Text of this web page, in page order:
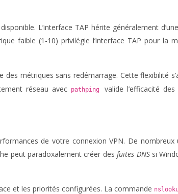
L’interface TAP hérite généralement
faible (1-10) privilégie l’interface TAP pour la
métriques sans redémarrage. Cette flexibilité
réseau avec pathping valide l’efficacité
de votre connexion VPN. De
peut paradoxalement créer desfuites DNS si
et les priorités configurées. La commande